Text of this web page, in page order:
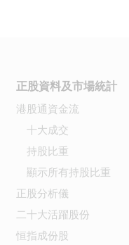
正股資料及市場統計
港股通資金流
十大成交
持股比重
顯示所有持股比重
正股分析儀
二十大活躍股份
恒指成份股